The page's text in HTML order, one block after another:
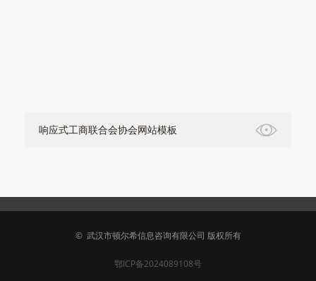
响应式工商联合会协会网站模板
© 武汉市顿尔希信息咨询有限公司 版权所有
鄂ICP备2024089108号